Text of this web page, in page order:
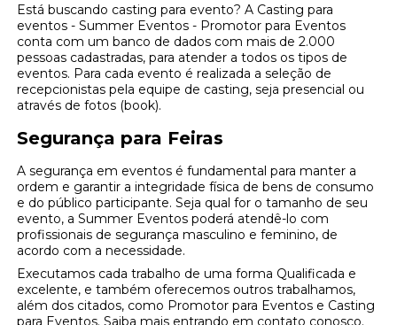
Está buscando casting para evento? A Casting para
eventos - Summer Eventos - Promotor para Eventos
conta com um banco de dados com mais de 2.000
pessoas cadastradas, para atender a todos os tipos de
eventos. Para cada evento é realizada a seleção de
recepcionistas pela equipe de casting, seja presencial ou
através de fotos (book).
Segurança para Feiras
A segurança em eventos é fundamental para manter a
ordem e garantir a integridade física de bens de consumo
e do público participante. Seja qual for o tamanho de seu
evento, a Summer Eventos poderá atendê-lo com
profissionais de segurança masculino e feminino, de
acordo com a necessidade.
Executamos cada trabalho de uma forma Qualificada e
excelente, e também oferecemos outros trabalhamos,
além dos citados, como Promotor para Eventos e Casting
para Eventos. Saiba mais entrando em contato conosco.